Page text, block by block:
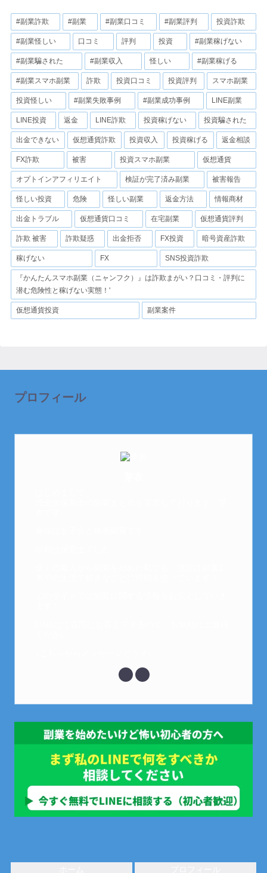
#副業詐欺 #副業 #副業口コミ #副業評判 投資詐欺
#副業怪しい 口コミ 評判 投資 #副業稼げない
#副業騙された #副業収入 怪しい #副業稼げる
#副業スマホ副業 詐欺 投資口コミ 投資評判 スマホ副業
投資怪しい #副業失敗事例 #副業成功事例 LINE副業
LINE投資 返金 LINE詐欺 投資稼げない 投資騙された
出金できない 仮想通貨詐欺 投資収入 投資稼げる 返金相談
FX詐欺 被害 投資スマホ副業 仮想通貨
オプトインアフィリエイト 検証が完了済み副業 被害報告
怪しい投資 危険 怪しい副業 返金方法 情報商材
出金トラブル 仮想通貨口コミ 在宅副業 仮想通貨評判
詐欺 被害 詐欺疑惑 出金拒否 FX投資 暗号資産詐欺
稼げない FX SNS投資詐欺
『かんたんスマホ副業（ニャンフク）』は詐欺まがい？口コミ・評判に
潜む危険性と稼げない実態！'
仮想通貨投資 副業案件
プロフィール